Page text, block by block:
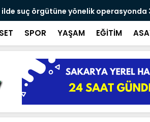
ilde suç örgütüne yönelik operasyonda
SPOR YAŞAM EĞİTİM